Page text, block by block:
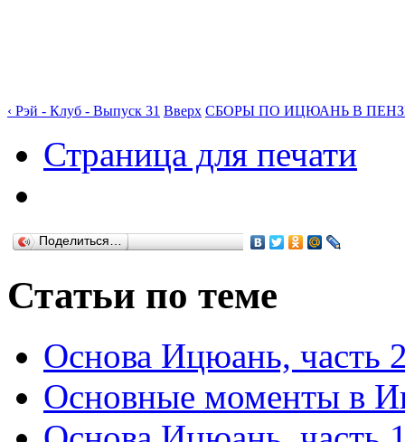
‹ Рэй - Клуб - Выпуск 31 Вверх СБОРЫ ПО ИЦЮАНЬ В
Страница для печати
Поделиться…
Статьи по теме
Основа Ицюань, часть
Основные моменты в